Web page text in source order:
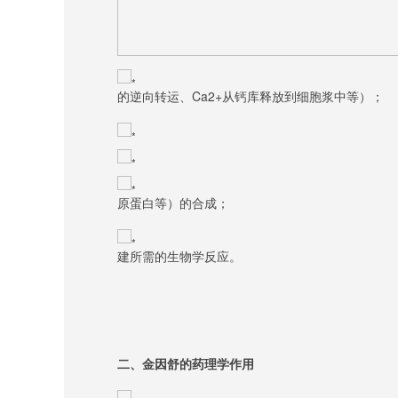
的逆向转运、Ca2+从钙库释放到细胞浆中等）；
原蛋白等）的合成；
建所需的生物学反应。
二、金因舒的药理学作用